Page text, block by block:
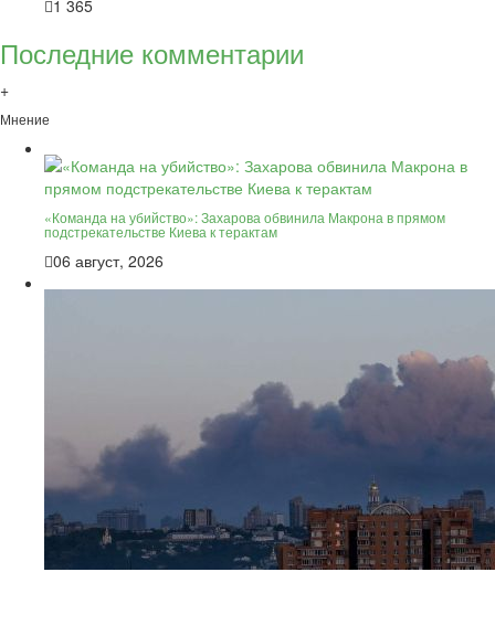
1 365
Последние комментарии
+
Мнение
«Команда на убийство»: Захарова обвинила Макрона в прямом
подстрекательстве Киева к терактам
06 август, 2026